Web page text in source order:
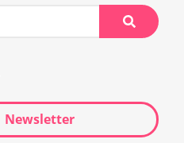
Newsletter